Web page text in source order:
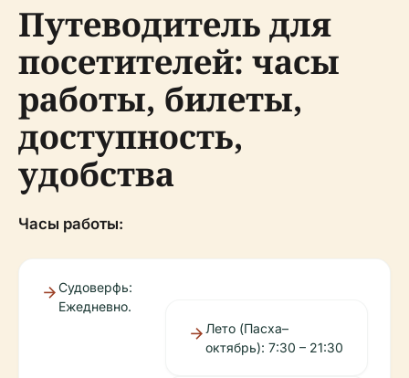
Путеводитель для
посетителей: часы
работы, билеты,
доступность,
удобства
Часы работы:
Судоверфь:
Ежедневно.
Лето (Пасха–
октябрь): 7:30 – 21:30